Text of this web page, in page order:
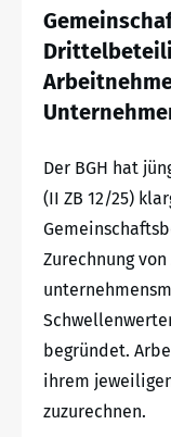
Der BGH hat
(II ZB 12/25)
Zurechnung
begründet.
ihrem
zuzurechnen.